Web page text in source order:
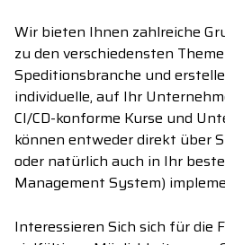
Wir bieten Ihnen zahlreiche
zu den verschiedensten
Speditionsbranche und
individuelle, auf Ihr
CI/CD-konforme Kurse und
können entweder direkt über
oder natürlich auch in Ihr
Management System)
Interessieren Sich sich für die